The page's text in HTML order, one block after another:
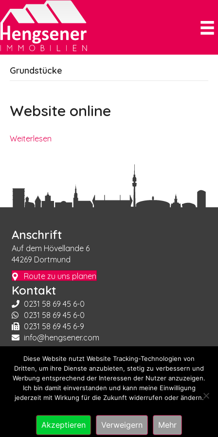
Grundstücke
Website online
Weiterlesen
Anschrift
Auf dem Hövellande 6
44269 Dortmund
Route zu uns planen
Kontakt
0231 58 69 45 6-0
0231 58 69 45 6-0
0231 58 69 45 6-9
info@hengsener.com
Kontaktzeiten
Montag bis Sonntag!
Rund um die Uhr!
© 2026 Hengsener Immobilien | Impressum
Datenschutzerklärung
Diese Website nutzt Website Tracking-Technologien von
Dritten, um ihre Dienste anzubieten, stetig zu verbessern und
Werbung entsprechend der Interessen der Nutzer anzuzeigen.
Ich bin damit einverstanden und kann meine Einwilligung
jederzeit mit Wirkung für die Zukunft widerrufen oder ändern.
Akzeptieren Verweigern Mehr